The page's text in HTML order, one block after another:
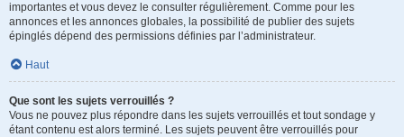
importantes et vous devez le consulter régulièrement. Comme pour les
annonces et les annonces globales, la possibilité de publier des sujets
épinglés dépend des permissions définies par l’administrateur.
Haut
Que sont les sujets verrouillés ?
Vous ne pouvez plus répondre dans les sujets verrouillés et tout sondage y
étant contenu est alors terminé. Les sujets peuvent être verrouillés pour